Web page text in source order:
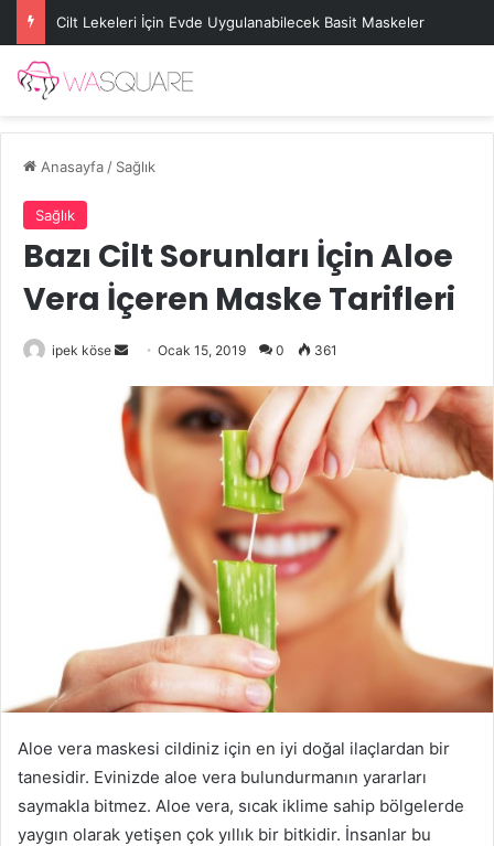
Cilt Lekeleri İçin Evde Uygulanabilecek Basit Maskeler
Anasayfa/ Sağlık
Sağlık
Bazı Cilt Sorunları İçin Aloe
Vera İçeren Maske Tarifleri
ipek köse
Bir
posta
göndermek
Ocak 15, 2019 0 361
Aloe vera maskesi cildiniz için en iyi doğal ilaçlardan bir
tanesidir. Evinizde aloe vera bulundurmanın yararları
saymakla bitmez. Aloe vera, sıcak iklime sahip bölgelerde
yaygın olarak yetişen çok yıllık bir bitkidir. İnsanlar bu